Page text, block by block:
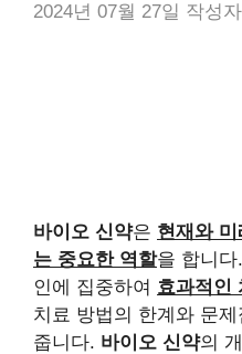
2024년 07월 27일 작성
바이오 신약은 현재와 미
는 중요한 역할을 합니다
인에 집중하여 효과적인
치료 방법의 한계와 문
줍니다. 바이오 신약의